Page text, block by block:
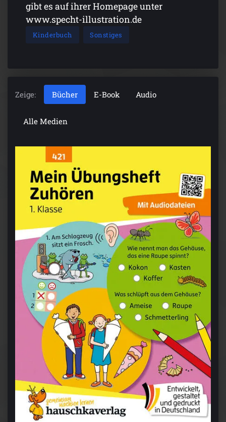
gibt es auf ihrer Homepage unter
www.specht-illustration.de
Kinderbuch Sonstiges
Zeige: Bücher E-Book Audio
Alle Medien